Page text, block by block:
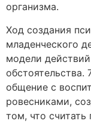
организма.
Ход создания
младенческого
модели
обстоятельства.
общение с
ровесниками,
том, что